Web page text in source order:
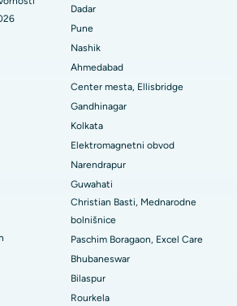
cesti Subhash Nagar, Karimnagar
Managariju, Karaikudi
v Arepallyju, Warangal
koloniji Arera v Bhopalu
mestu Jayanagar, Bangalore
v KK Nagarju v Maduraiu
Ramji Nagarju, Nellore
v sektorju-19, Rourkela
v Swargateu v Puneju
za ženske v južnem Delhiju
Dadar
Pune
Nashik
Ahmedabad
Center mesta, Ellisbridge
Gandhinagar
Kolkata
Elektromagnetni obvod
Narendrapur
Guwahati
Christian Basti, Mednarodne
bolnišnice
Paschim Boragaon, Excel Care
Bhubaneswar
Bilaspur
Rourkela